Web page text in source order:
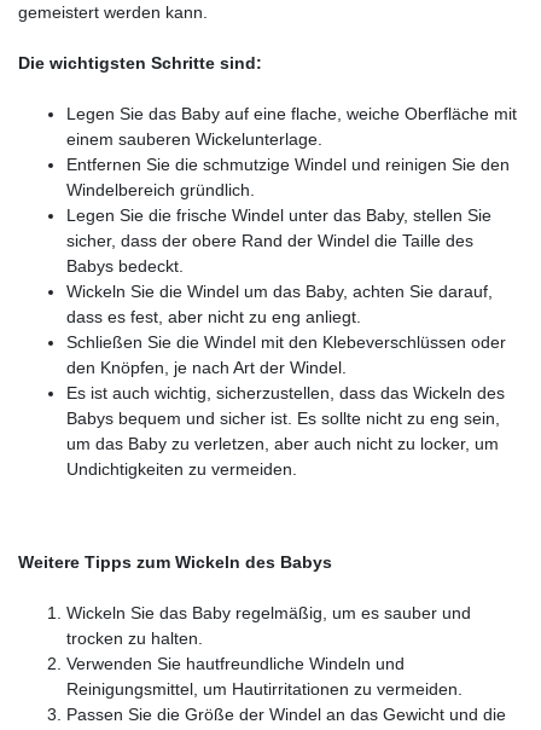
gemeistert werden kann.
Die wichtigsten Schritte sind:
Legen Sie das Baby auf eine flache, weiche Oberfläche mit
einem sauberen Wickelunterlage.
Entfernen Sie die schmutzige Windel und reinigen Sie den
Windelbereich gründlich.
Legen Sie die frische Windel unter das Baby, stellen Sie
sicher, dass der obere Rand der Windel die Taille des
Babys bedeckt.
Wickeln Sie die Windel um das Baby, achten Sie darauf,
dass es fest, aber nicht zu eng anliegt.
Schließen Sie die Windel mit den Klebeverschlüssen oder
den Knöpfen, je nach Art der Windel.
Es ist auch wichtig, sicherzustellen, dass das Wickeln des
Babys bequem und sicher ist. Es sollte nicht zu eng sein,
um das Baby zu verletzen, aber auch nicht zu locker, um
Undichtigkeiten zu vermeiden.
Weitere Tipps zum Wickeln des Babys
Wickeln Sie das Baby regelmäßig, um es sauber und
trocken zu halten.
Verwenden Sie hautfreundliche Windeln und
Reinigungsmittel, um Hautirritationen zu vermeiden.
Passen Sie die Größe der Windel an das Gewicht und die